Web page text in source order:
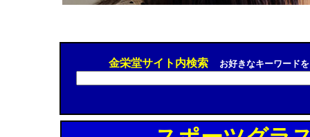
金栄堂サイト内検索 お好きなキーワード